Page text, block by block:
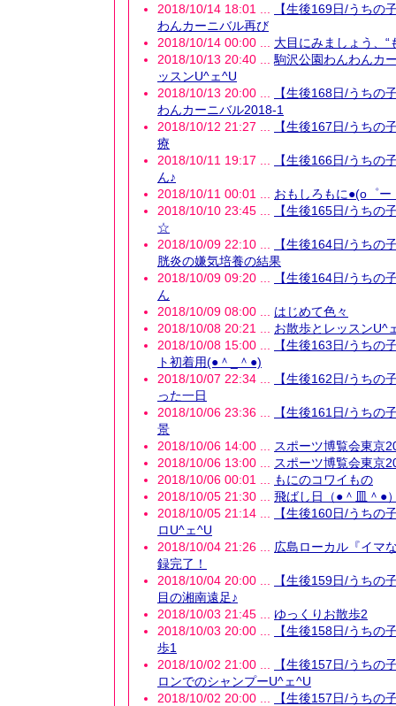
2018/10/14 18:01 ...
【生後169日/うちの
わんカーニバル再び
2018/10/14 00:00 ... 大目にみましょう、“
2018/10/13 20:40 ... 駒沢公園わんわんカ
ッスンU^ェ^U
2018/10/13 20:00 ...
【生後168日/うちの
わんカーニバル2018-1
2018/10/12 21:27 ...
【生後167日/うちの
療
2018/10/11 19:17 ...
【生後166日/うちの
ん♪
2018/10/11 00:01 ... おもしろもに●(o゜ー
2018/10/10 23:45 ...
【生後165日/うちの
☆
2018/10/09 22:10 ...
【生後164日/うちの
胱炎の嫌気培養の結果
2018/10/09 09:20 ...
【生後164日/うちの
ん
2018/10/09 08:00 ... はじめて色々
2018/10/08 20:21 ... お散歩とレッスンU^
2018/10/08 15:00 ...
【生後163日/うちの
ト初着用(●＾_＾●)
2018/10/07 22:34 ...
【生後162日/うちの
った一日
2018/10/06 23:36 ...
【生後161日/うちの
景
2018/10/06 14:00 ...
スポーツ博覧会東京
2018/10/06 13:00 ...
スポーツ博覧会東京
2018/10/06 00:01 ...
もにのコワイもの
2018/10/05 21:30 ... 飛ばし日（●＾皿＾●
2018/10/05 21:14 ...
【生後160日/うちの
ロU^ェ^U
2018/10/04 21:26 ... 広島ローカル『イマ
録完了！
2018/10/04 20:00 ...
【生後159日/うちの
目の湘南遠足♪
2018/10/03 21:45 ... ゆっくりお散歩2
2018/10/03 20:00 ...
【生後158日/うちの
歩1
2018/10/02 21:00 ...
【生後157日/うちの
ロンでのシャンプーU^ェ^U
2018/10/02 20:00 ...
【生後157日/うちの